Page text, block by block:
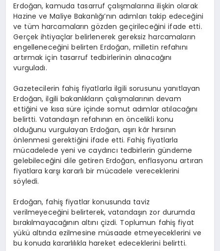
Erdoğan, kamuda tasarruf çalışmalarına ilişkin olarak
Hazine ve Maliye Bakanlığı’nın adımları takip edeceğini
ve tüm harcamaların gözden geçirileceğini ifade etti.
Gerçek ihtiyaçlar belirlenerek gereksiz harcamaların
engelleneceğini belirten Erdoğan, milletin refahını
artırmak için tasarruf tedbirlerinin alınacağını
vurguladı.
Gazetecilerin fahiş fiyatlarla ilgili sorusunu yanıtlayan
Erdoğan, ilgili bakanlıkların çalışmalarının devam
ettiğini ve kısa süre içinde somut adımlar atılacağını
belirtti. Vatandaşın refahının en öncelikli konu
olduğunu vurgulayan Erdoğan, aşırı kâr hırsının
önlenmesi gerektiğini ifade etti. Fahiş fiyatlarla
mücadelede yeni ve caydırıcı tedbirlerin gündeme
gelebileceğini dile getiren Erdoğan, enflasyonu artıran
fiyatlara karşı kararlı bir mücadele vereceklerini
söyledi.
Erdoğan, fahiş fiyatlar konusunda taviz
verilmeyeceğini belirterek, vatandaşın zor durumda
bırakılmayacağının altını çizdi. Toplumun fahiş fiyat
yükü altında ezilmesine müsaade etmeyeceklerini ve
bu konuda kararlılıkla hareket edeceklerini belirtti.